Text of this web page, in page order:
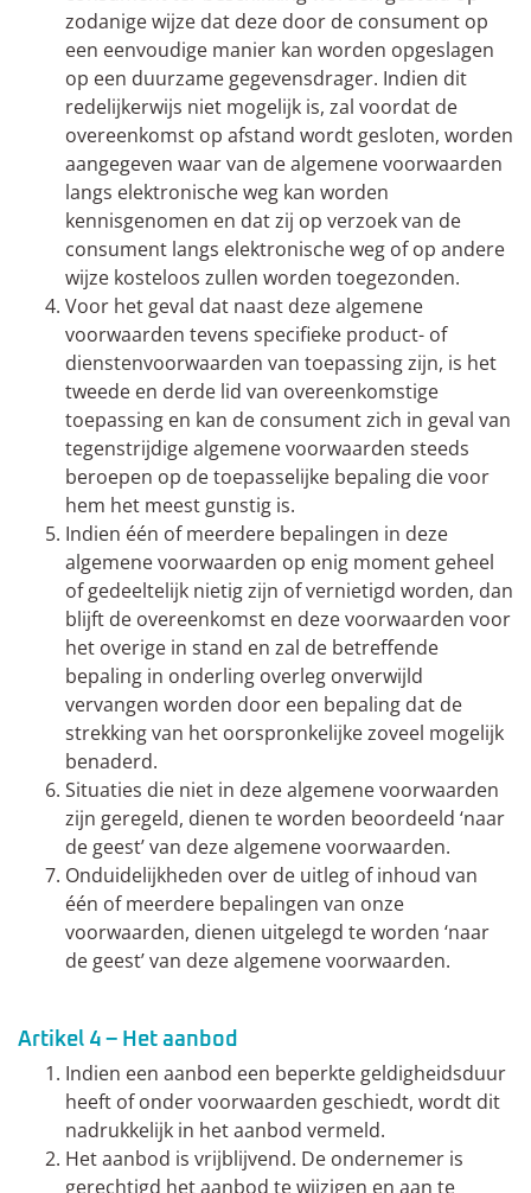
zodanige wijze dat deze door de consument op
een eenvoudige manier kan worden opgeslagen
op een duurzame gegevensdrager. Indien dit
redelijkerwijs niet mogelijk is, zal voordat de
overeenkomst op afstand wordt gesloten, worden
aangegeven waar van de algemene voorwaarden
langs elektronische weg kan worden
kennisgenomen en dat zij op verzoek van de
consument langs elektronische weg of op andere
wijze kosteloos zullen worden toegezonden.
Voor het geval dat naast deze algemene
voorwaarden tevens specifieke product- of
dienstenvoorwaarden van toepassing zijn, is het
tweede en derde lid van overeenkomstige
toepassing en kan de consument zich in geval van
tegenstrijdige algemene voorwaarden steeds
beroepen op de toepasselijke bepaling die voor
hem het meest gunstig is.
Indien één of meerdere bepalingen in deze
algemene voorwaarden op enig moment geheel
of gedeeltelijk nietig zijn of vernietigd worden, dan
blijft de overeenkomst en deze voorwaarden voor
het overige in stand en zal de betreffende
bepaling in onderling overleg onverwijld
vervangen worden door een bepaling dat de
strekking van het oorspronkelijke zoveel mogelijk
benaderd.
Situaties die niet in deze algemene voorwaarden
zijn geregeld, dienen te worden beoordeeld ‘naar
de geest’ van deze algemene voorwaarden.
Onduidelijkheden over de uitleg of inhoud van
één of meerdere bepalingen van onze
voorwaarden, dienen uitgelegd te worden ‘naar
de geest’ van deze algemene voorwaarden.
Artikel 4 – Het aanbod
Indien een aanbod een beperkte geldigheidsduur
heeft of onder voorwaarden geschiedt, wordt dit
nadrukkelijk in het aanbod vermeld.
Het aanbod is vrijblijvend. De ondernemer is
gerechtigd het aanbod te wijzigen en aan te